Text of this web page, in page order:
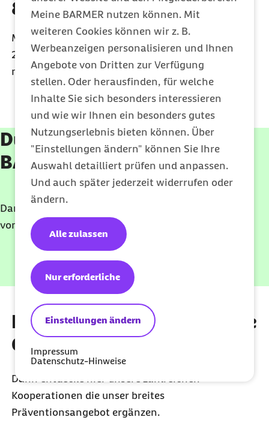
Meine BARMER nutzen können. Mit
weiteren Cookies können wir z. B.
Werbeanzeigen personalisieren und Ihnen
Angebote von Dritten zur Verfügung
stellen. Oder herausfinden, für welche
Inhalte Sie sich besonders interessieren
und wie wir Ihnen ein besonders gutes
Nutzungserlebnis bieten können. Über
"Einstellungen ändern" können Sie Ihre
Auswahl detailliert prüfen und anpassen.
Und auch später jederzeit widerrufen oder
ändern.
Einstellungen ändern
Nur erforderliche
Alle zulassen
Impressum
Datenschutz-Hinweise
& Ausrüstung
Mach deine Gymondo Challenge und erhalte bis zu
200 Euro pro Jahr, die du für Fitnesstracker oder
neues Sportequipment nutzen kannst.
Du bist bereits bei der
BARMER Mitglied?
Dann bekommst du sogar 1 Jahr kostenlos Gymondo
von uns.
Geschützter Inhalt:
Ich bin bereits Mitglied
Du möchtest mehr für deine
Gesundheit tun?
Dann entdecke hier unsere zahlreichen
Kooperationen die unser breites
Präventionsangebot ergänzen.